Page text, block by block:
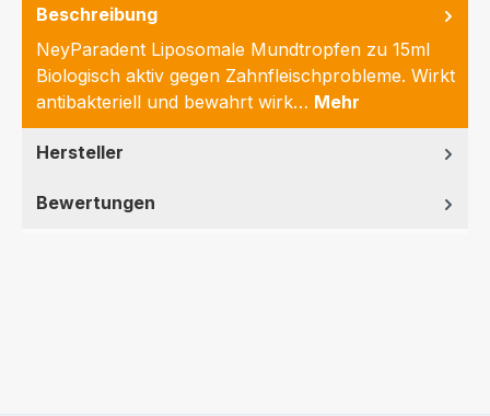
Beschreibung
NeyParadent Liposomale Mundtropfen zu 15ml
Biologisch aktiv gegen Zahnfleischprobleme. Wirkt
antibakteriell und bewahrt wirk… Mehr
Hersteller
Bewertungen